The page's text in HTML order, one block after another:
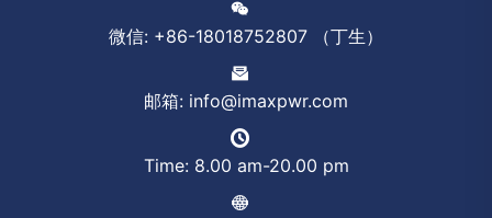
微信: +86-18018752807 （丁生）
邮箱: info@imaxpwr.com
Time: 8.00 am-20.00 pm